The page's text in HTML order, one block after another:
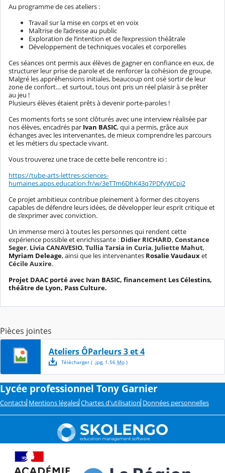
Au programme de ces ateliers :
Travail sur la mise en corps et en voix
Maîtrise de l’adresse au public
Exploration de l’intention et de l’expression théâtrale
Développement de techniques vocales et corporelles
Ces séances ont permis aux élèves de gagner en confiance en eux, de
structurer leur prise de parole et de renforcer la cohésion de groupe.
Malgré les appréhensions initiales, beaucoup ont osé sortir de leur
zone de confort… et surtout, tous ont pris un réel plaisir à se prêter
au jeu !
Plusieurs élèves étaient prêts à devenir porte-paroles !
Ces moments forts se sont clôturés avec une interview réalisée par
nos élèves, encadrés par Ivan BASIC, qui a permis, grâce aux
échanges avec les intervenantes, de mieux comprendre les parcours
et les métiers du spectacle vivant.
Vous trouverez une trace de cette belle rencontre ici :
https://tube-arts-lettres-sciences-
humaines.apps.education.fr/w/3eTTm6DhK43q7PDfyWCpi2
Ce projet ambitieux contribue pleinement à former des citoyens
capables de défendre leurs idées, de développer leur esprit critique et
de s’exprimer avec conviction.
Un immense merci à toutes les personnes qui rendent cette
expérience possible et enrichissante : Didier RICHARD,Constance
Seger, Livia CANAVESIO,Tullia Tarsia in Curia, Juliette Mahut,
Myriam Deleage, ainsi que les intervenantes Rosalie Vaudauxet
Cécile Auxire.
Projet DAAC porté avec Ivan BASIC, financement Les Célestins,
théâtre de Lyon, Pass Culture.
Pièces jointes
Ateliers ÔParleurs 3 et 4
Télécharger( .jpg, 1.56 Mo)
Lycée professionnel Tony Garnier
Contacts Mentions légales Chartes d'utilisation Données personnelles